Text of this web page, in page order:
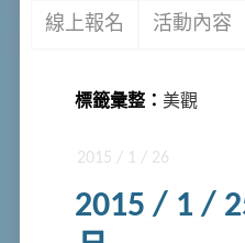
線上報名 活動內容
標籤彙整： 美觀
2015 / 1 / 26
2015 / 1 /